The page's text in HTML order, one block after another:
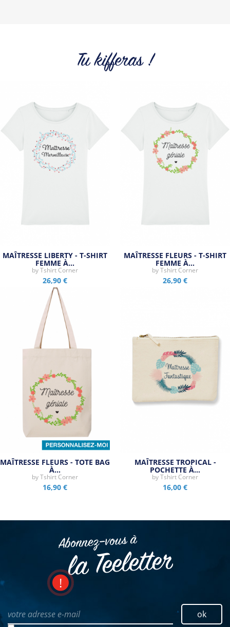
Tu kifferas !
MAÎTRESSE LIBERTY - T-SHIRT
FEMME À…
byTshirt Corner
26,90 €
MAÎTRESSE FLEURS - T-SHIRT
FEMME À…
byTshirt Corner
26,90 €
MAÎTRESSE FLEURS - TOTE BAG
À…
byTshirt Corner
16,90 €
MAÎTRESSE TROPICAL -
POCHETTE À…
byTshirt Corner
16,00 €
Abonnez–vous à
la Teeletter
votre adresse e-mail ok